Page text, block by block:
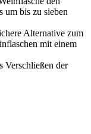
um bis zu sieben
Alternative zum
mit einem
Verschließen der